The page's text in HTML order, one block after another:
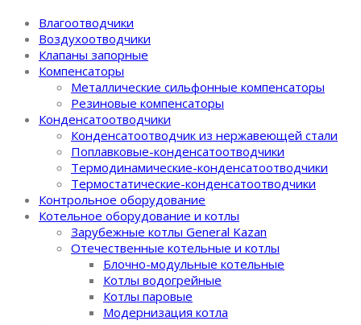
Влагоотводчики
Воздухоотводчики
Клапаны запорные
Компенсаторы
Металлические сильфонные компенсаторы
Резиновые компенсаторы
Конденсатоотводчики
Конденсатоотводчик из нержавеющей стали
Поплавковые-конденсатоотводчики
Термодинамические-конденсатоотводчики
Термостатические-конденсатоотводчики
Контрольное оборудование
Котельное оборудование и котлы
Зарубежные котлы General Kazan
Отечественные котельные и котлы
Блочно-модульные котельные
Котлы водогрейные
Котлы паровые
Модернизация котла